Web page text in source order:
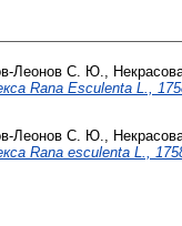
Леонов С. Ю.,
Rana Esculenta L.,
Леонов С. Ю.,
Rana esculenta L.,